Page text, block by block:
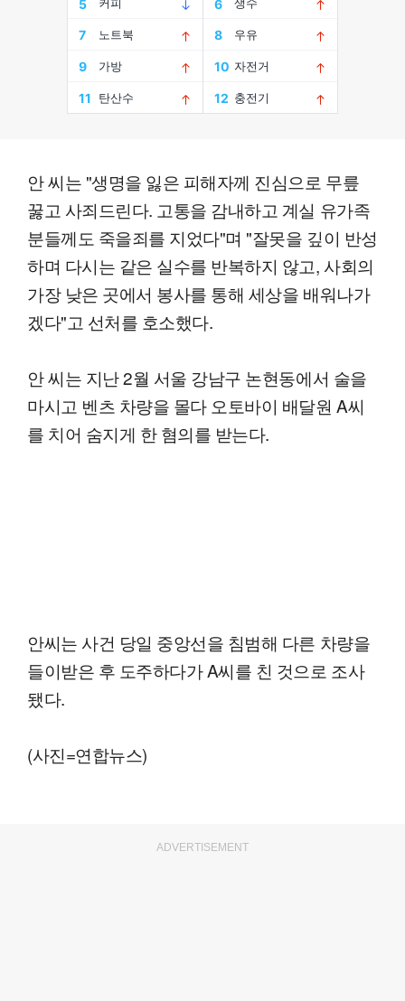
안 씨는 "생명을 잃은 피해자께 진심으로 무릎
꿇고 사죄드린다. 고통을 감내하고 계실 유가족
분들께도 죽을죄를 지었다"며 "잘못을 깊이 반성
하며 다시는 같은 실수를 반복하지 않고, 사회의
가장 낮은 곳에서 봉사를 통해 세상을 배워나가
겠다"고 선처를 호소했다.
안 씨는 지난 2월 서울 강남구 논현동에서 술을
마시고 벤츠 차량을 몰다 오토바이 배달원 A씨
를 치어 숨지게 한 혐의를 받는다.
안씨는 사건 당일 중앙선을 침범해 다른 차량을
들이받은 후 도주하다가 A씨를 친 것으로 조사
됐다.
(사진=연합뉴스)
ADVERTISEMENT